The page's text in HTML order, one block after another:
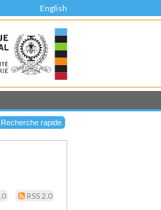
English
RSS 2.0